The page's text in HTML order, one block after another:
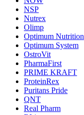
NSP
Nutrex
Olimp
Optimum Nutrition
Optimum System
OstroVit
PharmaFirst
PRIME KRAFT
ProteinRex
Puritans Pride
QNT
Real Pharm